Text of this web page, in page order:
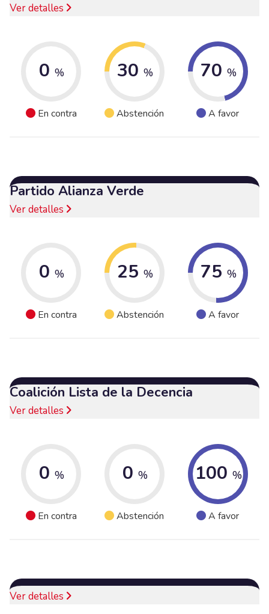
Ver detalles
0 %
En contra
30 %
Abstención
70 %
A favor
Partido Alianza Verde
Ver detalles
0 %
En contra
25 %
Abstención
75 %
A favor
Coalición Lista de la Decencia
Ver detalles
0 %
En contra
0 %
Abstención
100 %
A favor
Ver detalles